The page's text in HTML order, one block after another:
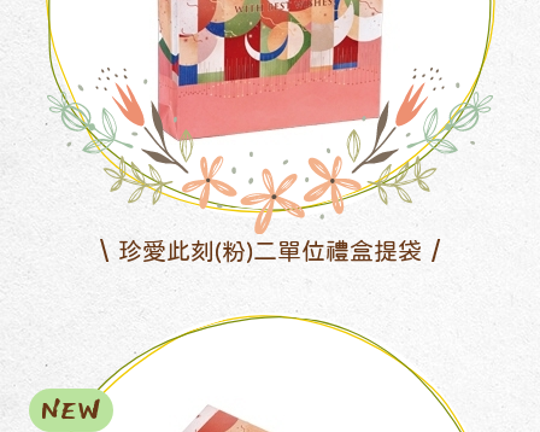
珍愛此刻(粉)二單位禮盒提袋
NEW